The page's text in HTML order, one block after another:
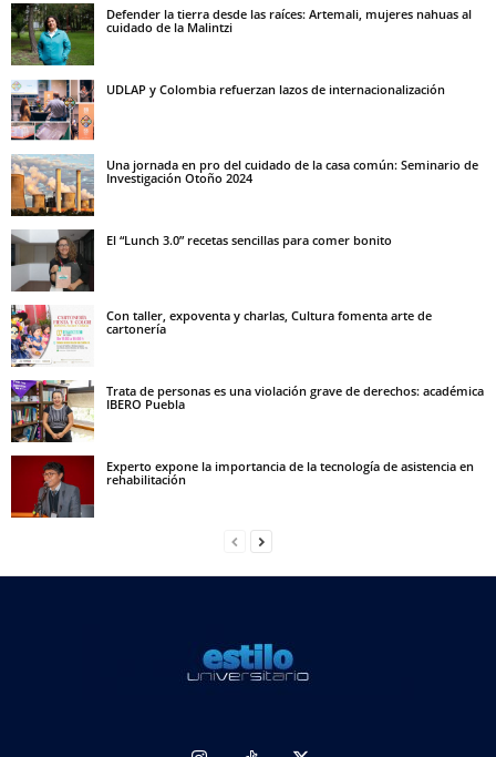
Defender la tierra desde las raíces: Artemali, mujeres nahuas al
cuidado de la Malintzi
UDLAP y Colombia refuerzan lazos de internacionalización
Una jornada en pro del cuidado de la casa común: Seminario de
Investigación Otoño 2024
El “Lunch 3.0” recetas sencillas para comer bonito
Con taller, expoventa y charlas, Cultura fomenta arte de
cartonería
Trata de personas es una violación grave de derechos: académica
IBERO Puebla
Experto expone la importancia de la tecnología de asistencia en
rehabilitación